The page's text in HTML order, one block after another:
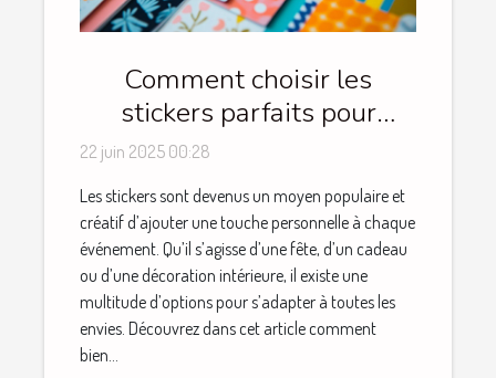
Comment choisir les
stickers parfaits pour
chaque occasion
22 juin 2025 00:28
Les stickers sont devenus un moyen populaire et
créatif d’ajouter une touche personnelle à chaque
événement. Qu’il s’agisse d’une fête, d’un cadeau
ou d’une décoration intérieure, il existe une
multitude d’options pour s’adapter à toutes les
envies. Découvrez dans cet article comment
bien...